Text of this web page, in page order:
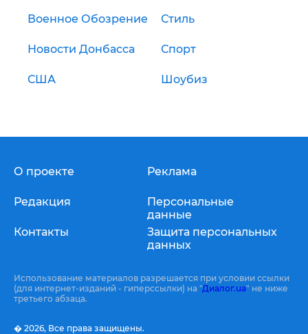
Военное Обозрение Стиль
Новости Донбасса Спорт
США Шоубиз
О проекте
Редакция
Контакты
Реклама
Персональные
данные
Защита персональных
данных
Использование материалов разрешается при условии ссылки
(для интернет-изданий - гиперссылки) на "Диалог.ua" не ниже
третьего абзаца.
� 2026, Все права защищены.